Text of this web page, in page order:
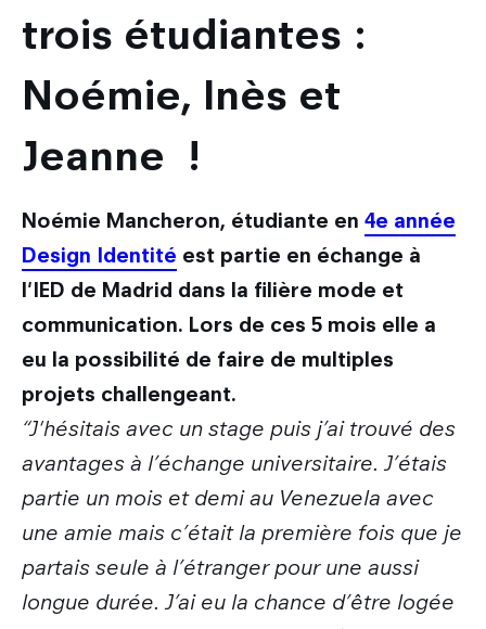
trois étudiantes :
Noémie, Inès et
Jeanne !
Noémie Mancheron, étudiante en 4e année
Design Identité est partie en échange à
l'IED de Madrid dans la filière mode et
communication. Lors de ces 5 mois elle a
eu la possibilité de faire de multiples
projets challengeant.
“J'hésitais avec un stage puis j’ai trouvé des
avantages à l’échange universitaire. J’étais
partie un mois et demi au Venezuela avec
une amie mais c’était la première fois que je
partais seule à l’étranger pour une aussi
longue durée. J’ai eu la chance d’être logée